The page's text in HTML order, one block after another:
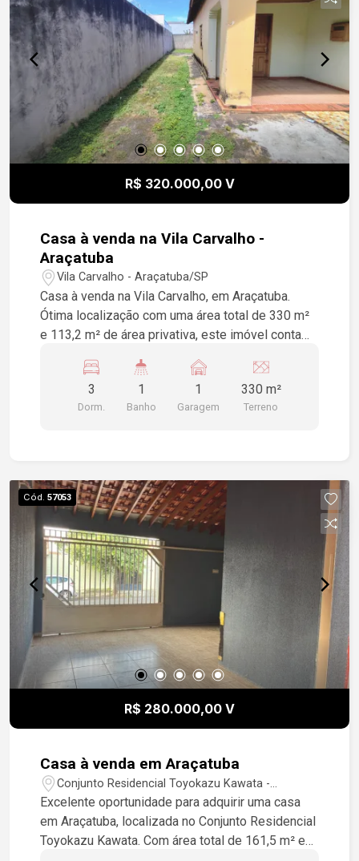
R$ 320.000,00 V
Casa à venda na Vila Carvalho -
Araçatuba
Vila Carvalho - Araçatuba/SP
Casa à venda na Vila Carvalho, em Araçatuba.
Ótima localização com uma área total de 330 m²
e 113,2 m² de área privativa, este imóvel conta
quintal. Uma oportunidade imperdível para você e
sua família! Venha conhecer!
3
Dorm.
1
Banho
1
Garagem
330 m²
Terreno
Cód. 57053
R$ 280.000,00 V
Casa à venda em Araçatuba
Conjunto Residencial Toyokazu Kawata -
Araçatuba/SP
Excelente oportunidade para adquirir uma casa
em Araçatuba, localizada no Conjunto Residencial
Toyokazu Kawata. Com área total de 161,5 m² e